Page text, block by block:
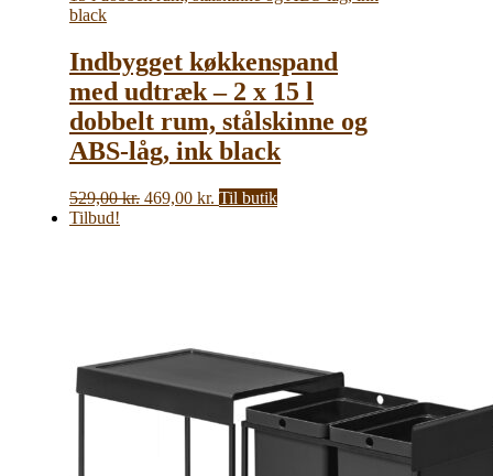
Indbygget køkkenspand
med udtræk – 2 x 15 l
dobbelt rum, stålskinne og
ABS-låg, ink black
529,00kr. Den
469,00 kr. Den
Til butik
Tilbud!